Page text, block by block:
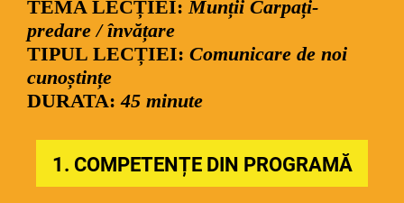
TEMA LECȚIEI: Munții Carpați-
predare / învățare
TIPUL LECȚIEI: Comunicare de noi
cunoștințe
DURATA: 45 minute
1. COMPETENȚE DIN PROGRAMĂ